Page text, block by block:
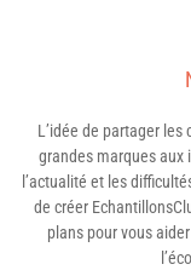
L’idée de partager les
grandes marques aux
l’actualité et les
de créer
plans pour vous